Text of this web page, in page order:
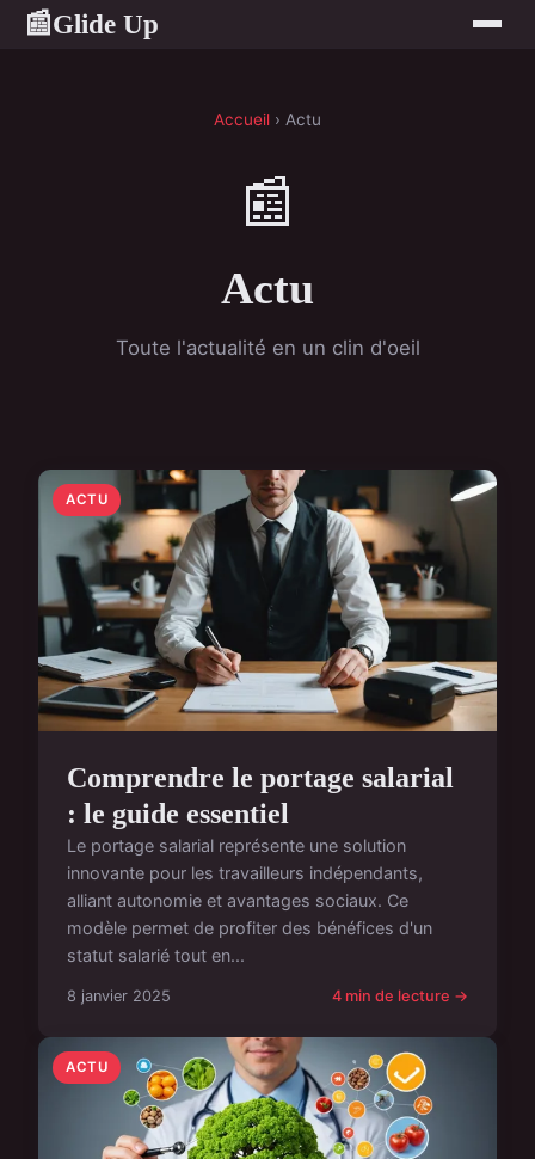
📰Glide Up
Accueil › Actu
📰
Actu
Toute l'actualité en un clin d'oeil
ACTU
Comprendre le portage salarial
: le guide essentiel
Le portage salarial représente une solution
innovante pour les travailleurs indépendants,
alliant autonomie et avantages sociaux. Ce
modèle permet de profiter des bénéfices d'un
statut salarié tout en...
8 janvier 2025 4 min de lecture →
ACTU